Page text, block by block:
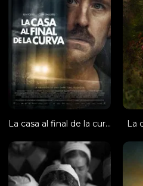
La casa al final de la curva La